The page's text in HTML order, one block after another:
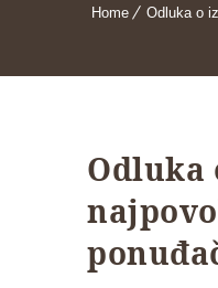
Home Odluka o
Odluka